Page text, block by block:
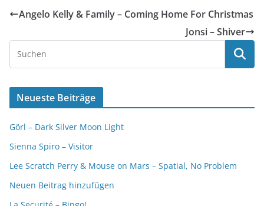
Angelo Kelly & Family – Coming Home For Christmas
Jonsi – Shiver
Neueste Beiträge
Görl – Dark Silver Moon Light
Sienna Spiro – Visitor
Lee Scratch Perry & Mouse on Mars – Spatial, No Problem
Neuen Beitrag hinzufügen